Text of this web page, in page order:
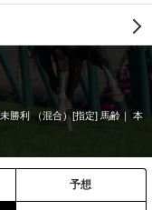
未勝利 （混合）[指定] 馬齢
本
予想